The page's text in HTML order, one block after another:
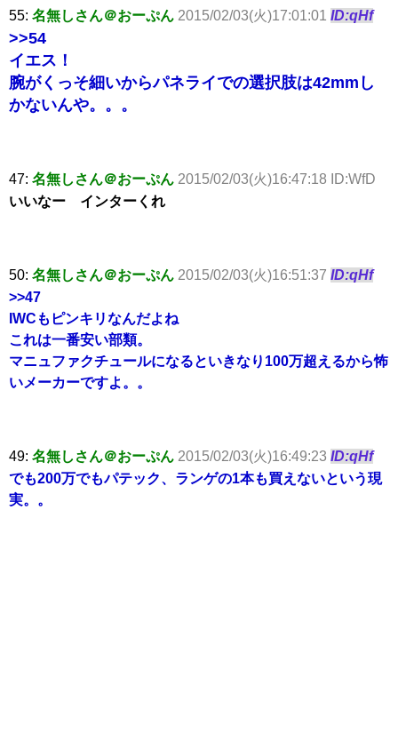
55: 名無しさん＠おーぷん 2015/02/03(火)17:01:01 ID:qHf
>>54
イエス！
腕がくっそ細いからパネライでの選択肢は42mmし
かないんや。。。
47: 名無しさん＠おーぷん 2015/02/03(火)16:47:18 ID:WfD
いいなー インターくれ
50: 名無しさん＠おーぷん 2015/02/03(火)16:51:37 ID:qHf
>>47
IWCもピンキリなんだよね
これは一番安い部類。
マニュファクチュールになるといきなり100万超えるから怖
いメーカーですよ。。
49: 名無しさん＠おーぷん 2015/02/03(火)16:49:23 ID:qHf
でも200万でもパテック、ランゲの1本も買えないという現
実。。